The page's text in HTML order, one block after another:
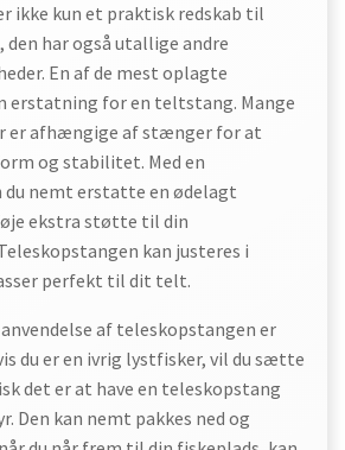
ikke kun et praktisk redskab til
har også utallige andre
En af de mest oplagte
erstatning for en teltstang. Mange
afhængige af stænger for at
og stabilitet. Med en
nemt erstatte en ødelagt
ekstra støtte til din
kan justeres i
perfekt til dit telt.
af teleskopstangen er
du er en ivrig lystfisker, vil du sætte
det er at have en teleskopstang
Den kan nemt pakkes ned og